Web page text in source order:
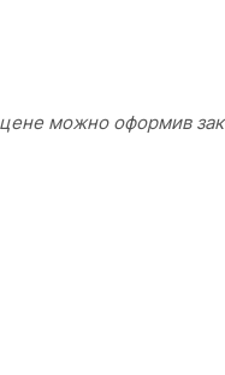
можно оформив